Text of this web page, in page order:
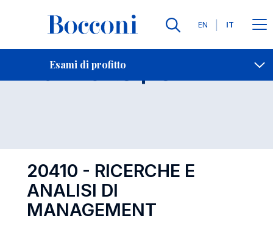
Lingue
EN IT
Esami di profitto
Contatti
Esame 20410 Open
20410 - RICERCHE E
ANALISI DI
MANAGEMENT